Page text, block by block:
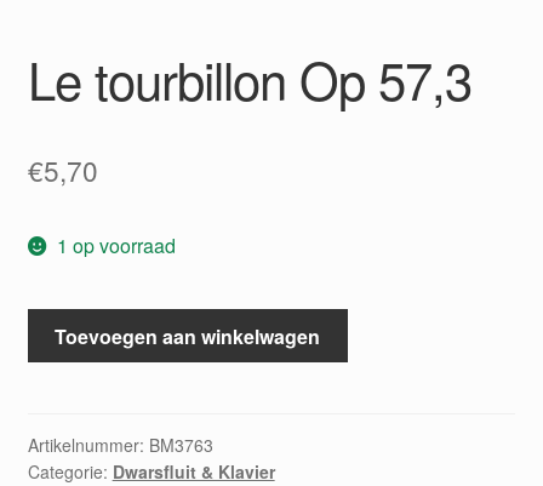
Le tourbillon Op 57,3
€5,70
1 op voorraad
tourbillon
aantal
Toevoegen aan winkelwagen
Artikelnummer: BM3763
Categorie: Dwarsfluit & Klavier